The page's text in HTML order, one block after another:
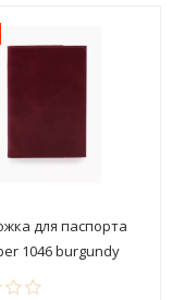
для паспорта
1046 burgundy